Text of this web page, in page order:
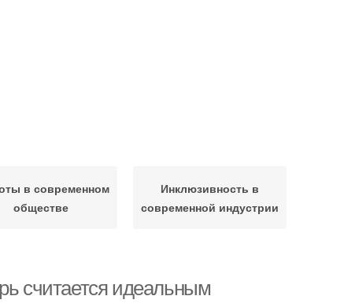
в современном
обществе
Инклюзивность в
современной индустрии
считается идеальным